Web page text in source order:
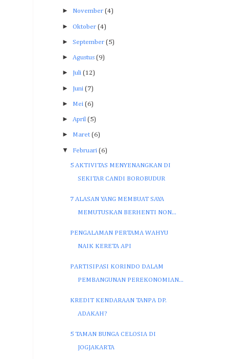
► November (4)
► Oktober (4)
► September (5)
► Agustus (9)
► Juli (12)
► Juni (7)
► Mei (6)
► April (5)
► Maret (6)
▼ Februari (6)
5 AKTIVITAS MENYENANGKAN DI
SEKITAR CANDI BOROBUDUR
7 ALASAN YANG MEMBUAT SAYA
MEMUTUSKAN BERHENTI NON...
PENGALAMAN PERTAMA WAHYU
NAIK KERETA API
PARTISIPASI KORINDO DALAM
PEMBANGUNAN PEREKONOMIAN...
KREDIT KENDARAAN TANPA DP.
ADAKAH?
5 TAMAN BUNGA CELOSIA DI
JOGJAKARTA